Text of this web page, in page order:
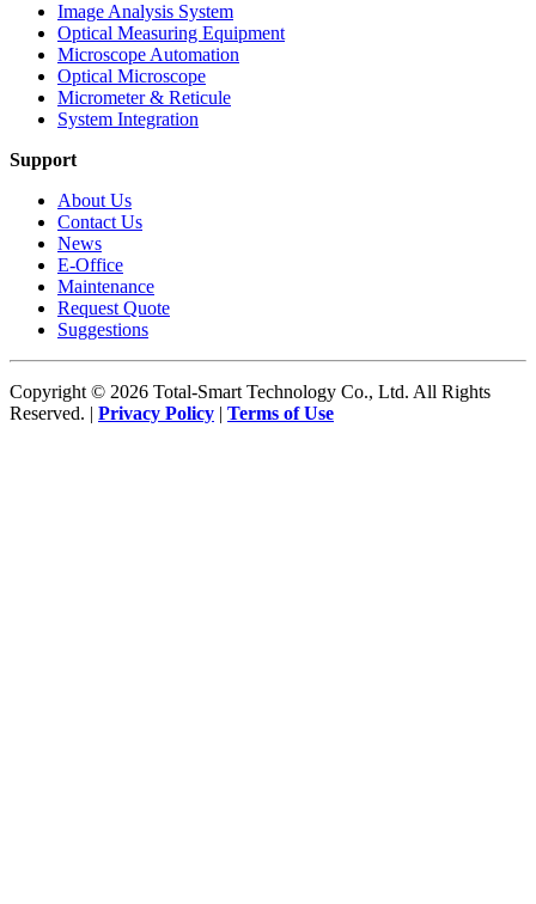
Image Analysis System
Optical Measuring Equipment
Microscope Automation
Optical Microscope
Micrometer & Reticule
System Integration
Support
About Us
Contact Us
News
E-Office
Maintenance
Request Quote
Suggestions
Copyright © 2026 Total-Smart Technology Co., Ltd. All Rights
Reserved. | Privacy Policy | Terms of Use